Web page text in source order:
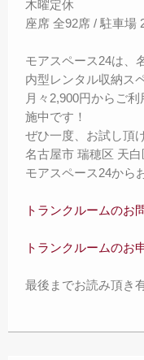
木曜定休
座席 全92席 / 駐車場
モアスペース24は、
内型レンタル収納ス
月々2,900円からご
施中です！
ぜひ一度、お試し頂
名古屋市 瑞穂区 天
モアスペース24から
トランクルームのお
トランクルームのお
最後までお読み頂き